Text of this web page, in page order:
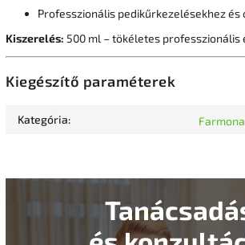
Professzionális pedikűrkezelésekhez
Kiszerelés: 500 ml – tökéletes professzionális
Kiegészítő paraméterek
Kategória: Farmona